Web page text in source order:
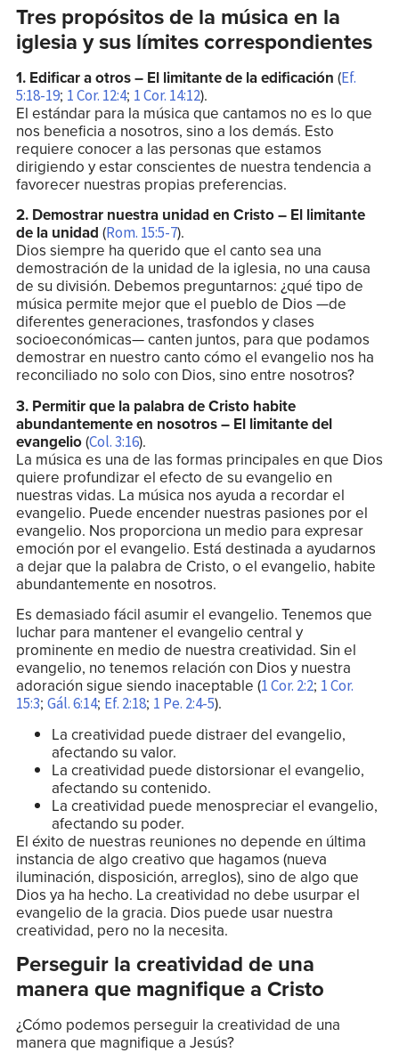
Tres propósitos de la música en la
iglesia y sus límites correspondientes
1. Edificar a otros – El limitante de la edificación (Ef.
5:18-19; 1 Cor. 12:4; 1 Cor. 14:12).
El estándar para la música que cantamos no es lo que
nos beneficia a nosotros, sino a los demás. Esto
requiere conocer a las personas que estamos
dirigiendo y estar conscientes de nuestra tendencia a
favorecer nuestras propias preferencias.
2. Demostrar nuestra unidad en Cristo – El limitante
de la unidad (Rom. 15:5-7).
Dios siempre ha querido que el canto sea una
demostración de la unidad de la iglesia, no una causa
de su división. Debemos preguntarnos: ¿qué tipo de
música permite mejor que el pueblo de Dios —de
diferentes generaciones, trasfondos y clases
socioeconómicas— canten juntos, para que podamos
demostrar en nuestro canto cómo el evangelio nos ha
reconciliado no solo con Dios, sino entre nosotros?
3. Permitir que la palabra de Cristo habite
abundantemente en nosotros – El limitante del
evangelio(Col. 3:16).
La música es una de las formas principales en que Dios
quiere profundizar el efecto de su evangelio en
nuestras vidas. La música nos ayuda a recordar el
evangelio. Puede encender nuestras pasiones por el
evangelio. Nos proporciona un medio para expresar
emoción por el evangelio. Está destinada a ayudarnos
a dejar que la palabra de Cristo, o el evangelio, habite
abundantemente en nosotros.
Es demasiado fácil asumir el evangelio. Tenemos que
luchar para mantener el evangelio central y
prominente en medio de nuestra creatividad. Sin el
evangelio, no tenemos relación con Dios y nuestra
adoración sigue siendo inaceptable (1 Cor. 2:2; 1 Cor.
15:3; Gál. 6:14; Ef. 2:18; 1 Pe. 2:4-5).
La creatividad puede distraer del evangelio,
afectando su valor.
La creatividad puede distorsionar el evangelio,
afectando su contenido.
La creatividad puede menospreciar el evangelio,
afectando su poder.
El éxito de nuestras reuniones no depende en última
instancia de algo creativo que hagamos (nueva
iluminación, disposición, arreglos), sino de algo que
Dios ya ha hecho. La creatividad no debe usurpar el
evangelio de la gracia. Dios puede usar nuestra
creatividad, pero no la necesita.
Perseguir la creatividad de una
manera que magnifique a Cristo
¿Cómo podemos perseguir la creatividad de una
manera que magnifique a Jesús?